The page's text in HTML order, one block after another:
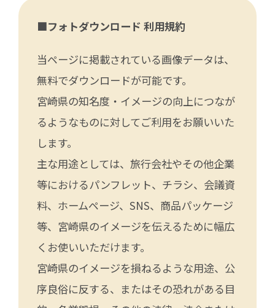
■フォトダウンロード 利用規約
当ページに掲載されている画像データは、
無料でダウンロードが可能です。
宮崎県の知名度・イメージの向上につなが
るようなものに対してご利用をお願いいた
します。
主な用途としては、旅行会社やその他企業
等におけるパンフレット、チラシ、会議資
料、ホームページ、SNS、商品パッケージ
等、宮崎県のイメージを伝えるために幅広
くお使いいただけます。
宮崎県のイメージを損ねるような用途、公
序良俗に反する、またはその恐れがある目